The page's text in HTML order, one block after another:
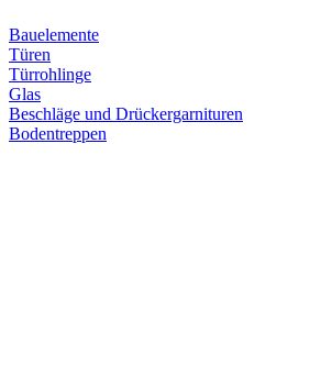
Bauelemente
Türen
Türrohlinge
Glas
Beschläge und Drückergarnituren
Bodentreppen